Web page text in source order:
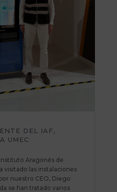
DEL IAF,
UMEC
Aragonés de
visitado las instalaciones
nuestro CEO, Diego
se han tratado varios